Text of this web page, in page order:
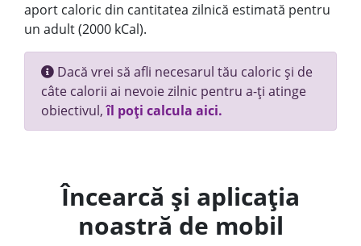
aport caloric din cantitatea zilnică estimată pentru
un adult (2000 kCal).
Dacă vrei să afli necesarul tău caloric și de
câte calorii ai nevoie zilnic pentru a-ți atinge
obiectivul,îl poți calcula aici.
Încearcă și aplicația
noastră de mobil